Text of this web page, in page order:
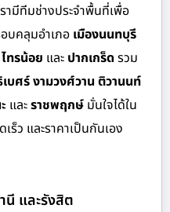
รามีทีมช่างประจำพื้นที่เพื่อ
บคลุมอำเภอ เมืองนนทบุรี
ทรน้อย และ ปากเกร็ด รวม
บศร์ งามวงศ์วาน ติวานนท์
และราชพฤกษ์ มั่นใจได้ใน
ร็ว และราคาเป็นกันเอง
นี และรังสิต